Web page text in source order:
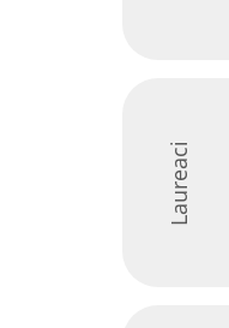
Laureaci